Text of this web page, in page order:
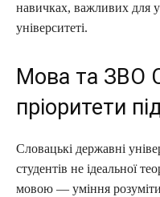
навичках, важливих для
університеті.
Мова та ЗВО
пріоритети
Словацькі державні
студентів не ідеальної
мовою — уміння